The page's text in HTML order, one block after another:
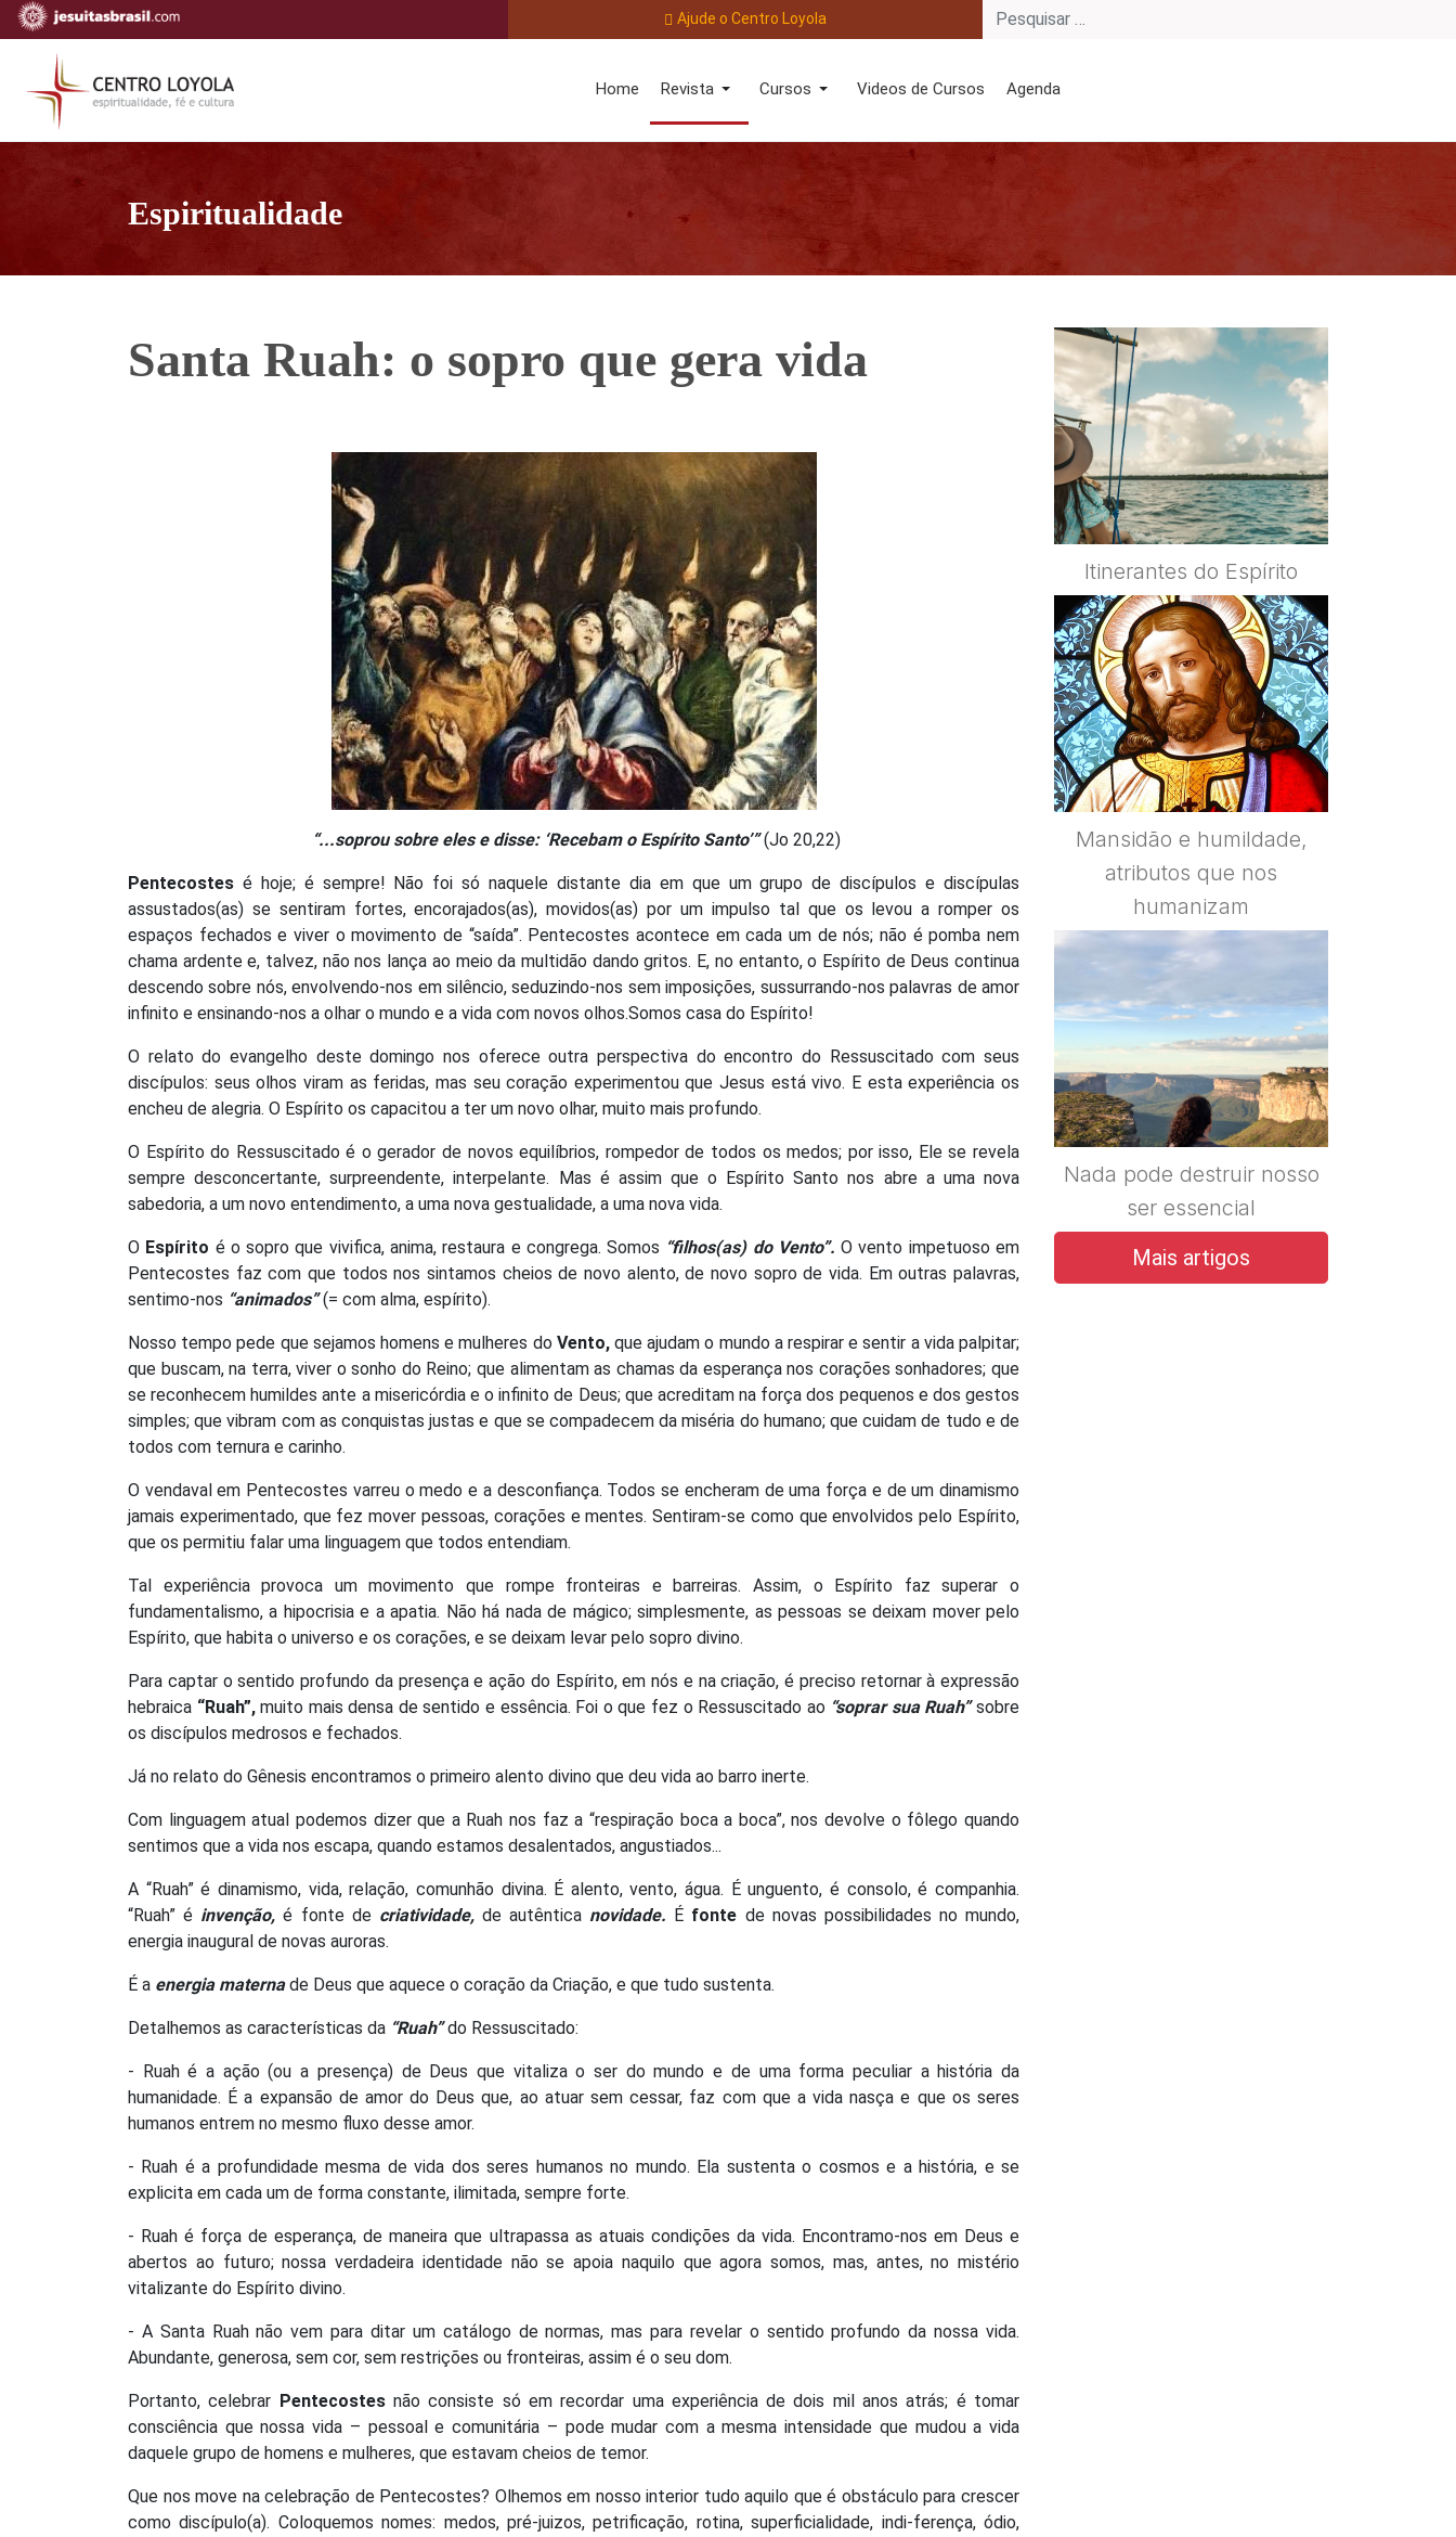
Ajude o Centro Loyola
Home Revista Cursos Videos de Cursos Agenda
Espiritualidade
Santa Ruah: o sopro que gera vida
“...soprou sobre eles e disse: ‘Recebam o Espírito Santo’”(Jo 20,22)
Pentecostes é hoje; é sempre! Não foi só naquele distante dia em que um grupo de discípulos e discípulas
assustados(as) se sentiram fortes, encorajados(as), movidos(as) por um impulso tal que os levou a romper os
espaços fechados e viver o movimento de “saída”. Pentecostes acontece em cada um de nós; não é pomba nem
chama ardente e, talvez, não nos lança ao meio da multidão dando gritos. E, no entanto, o Espírito de Deus continua
descendo sobre nós, envolvendo-nos em silêncio, seduzindo-nos sem imposições, sussurrando-nos palavras de amor
infinito e ensinando-nos a olhar o mundo e a vida com novos olhos.Somos casa do Espírito!
O relato do evangelho deste domingo nos oferece outra perspectiva do encontro do Ressuscitado com seus
discípulos: seus olhos viram as feridas, mas seu coração experimentou que Jesus está vivo. E esta experiência os
encheu de alegria. O Espírito os capacitou a ter um novo olhar, muito mais profundo.
O Espírito do Ressuscitado é o gerador de novos equilíbrios, rompedor de todos os medos; por isso, Ele se revela
sempre desconcertante, surpreendente, interpelante. Mas é assim que o Espírito Santo nos abre a uma nova
sabedoria, a um novo entendimento, a uma nova gestualidade, a uma nova vida.
O Espírito é o sopro que vivifica, anima, restaura e congrega. Somos “filhos(as) do Vento”. O vento impetuoso em
Pentecostes faz com que todos nos sintamos cheios de novo alento, de novo sopro de vida. Em outras palavras,
sentimo-nos “animados”(= com alma, espírito).
Nosso tempo pede que sejamos homens e mulheres do Vento,que ajudam o mundo a respirar e sentir a vida palpitar;
que buscam, na terra, viver o sonho do Reino; que alimentam as chamas da esperança nos corações sonhadores; que
se reconhecem humildes ante a misericórdia e o infinito de Deus; que acreditam na força dos pequenos e dos gestos
simples; que vibram com as conquistas justas e que se compadecem da miséria do humano; que cuidam de tudo e de
todos com ternura e carinho.
O vendaval em Pentecostes varreu o medo e a desconfiança. Todos se encheram de uma força e de um dinamismo
jamais experimentado, que fez mover pessoas, corações e mentes. Sentiram-se como que envolvidos pelo Espírito,
que os permitiu falar uma linguagem que todos entendiam.
Tal experiência provoca um movimento que rompe fronteiras e barreiras. Assim, o Espírito faz superar o
fundamentalismo, a hipocrisia e a apatia. Não há nada de mágico; simplesmente, as pessoas se deixam mover pelo
Espírito, que habita o universo e os corações, e se deixam levar pelo sopro divino.
Para captar o sentido profundo da presença e ação do Espírito, em nós e na criação, é preciso retornar à expressão
hebraica “Ruah”,muito mais densa de sentido e essência. Foi o que fez o Ressuscitado ao “soprar sua Ruah”sobre
os discípulos medrosos e fechados.
Já no relato do Gênesis encontramos o primeiro alento divino que deu vida ao barro inerte.
Com linguagem atual podemos dizer que a Ruah nos faz a “respiração boca a boca”, nos devolve o fôlego quando
sentimos que a vida nos escapa, quando estamos desalentados, angustiados...
A “Ruah” é dinamismo, vida, relação, comunhão divina. É alento, vento, água. É unguento, é consolo, é companhia.
“Ruah” é invenção, é fonte de criatividade,de autêntica novidade. É fonte de novas possibilidades no mundo,
energia inaugural de novas auroras.
É a energia maternade Deus que aquece o coração da Criação, e que tudo sustenta.
Detalhemos as características da “Ruah”do Ressuscitado:
- Ruah é a ação (ou a presença) de Deus que vitaliza o ser do mundo e de uma forma peculiar a história da
humanidade. É a expansão de amor do Deus que, ao atuar sem cessar, faz com que a vida nasça e que os seres
humanos entrem no mesmo fluxo desse amor.
- Ruah é a profundidade mesma de vida dos seres humanos no mundo. Ela sustenta o cosmos e a história, e se
explicita em cada um de forma constante, ilimitada, sempre forte.
- Ruah é força de esperança, de maneira que ultrapassa as atuais condições da vida. Encontramo-nos em Deus e
abertos ao futuro; nossa verdadeira identidade não se apoia naquilo que agora somos, mas, antes, no mistério
vitalizante do Espírito divino.
- A Santa Ruah não vem para ditar um catálogo de normas, mas para revelar o sentido profundo da nossa vida.
Abundante, generosa, sem cor, sem restrições ou fronteiras, assim é o seu dom.
Portanto, celebrar Pentecostesnão consiste só em recordar uma experiência de dois mil anos atrás; é tomar
consciência que nossa vida – pessoal e comunitária – pode mudar com a mesma intensidade que mudou a vida
daquele grupo de homens e mulheres, que estavam cheios de temor.
Que nos move na celebração de Pentecostes? Olhemos em nosso interior tudo aquilo que é obstáculo para crescer
como discípulo(a). Coloquemos nomes: medos, pré-juizos, petrificação, rotina, superficialidade, indi-ferença, ódio,
Itinerantes do Espírito
Mansidão e humildade,
atributos que nos
humanizam
Nada pode destruir nosso
ser essencial
Mais artigos